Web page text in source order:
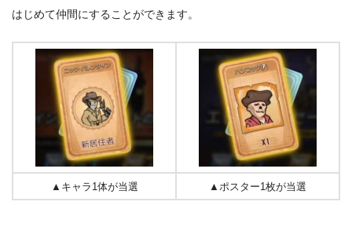
はじめて仲間にすることができます。
▲キャラ1体が当選 ▲ポスター1枚が当選